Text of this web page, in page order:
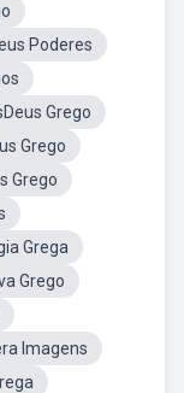
Poderes
Grego
Grego
Grego
Grega
Grego
Imagens